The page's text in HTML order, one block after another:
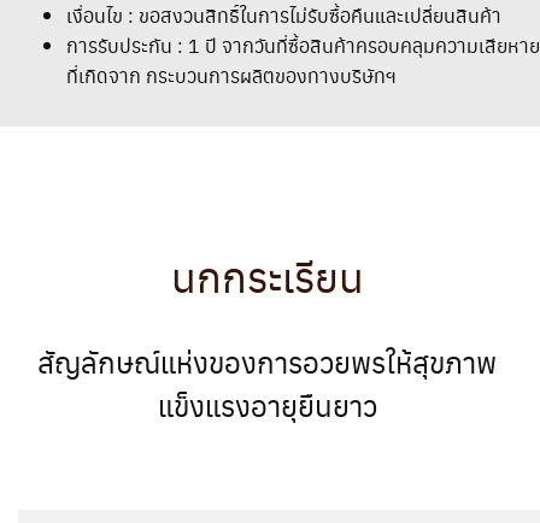
เงื่อนไข : ขอสงวนสิทธิ์ในการไม่รับซื้อคืนและเปลี่ยนสินค้า
การรับประกัน : 1 ปี จากวันที่ซื้อสินค้าครอบคลุมความเสียหาย
ที่เกิดจาก กระบวนการผลิตของทางบริษัทฯ
นกกระเรียน
สัญลักษณ์แห่งของการอวยพรให้สุขภาพ
แข็งแรงอายุยืนยาว